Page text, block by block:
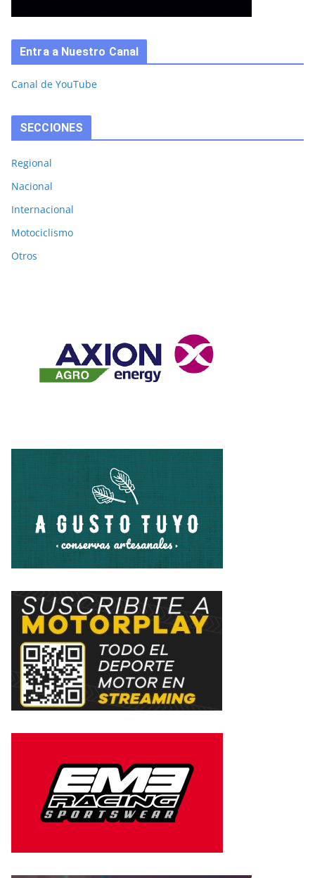
Entra a Nuestro Canal
Canal de YouTube
SECCIONES
Regional
Nacional
Internacional
Motociclismo
Otros